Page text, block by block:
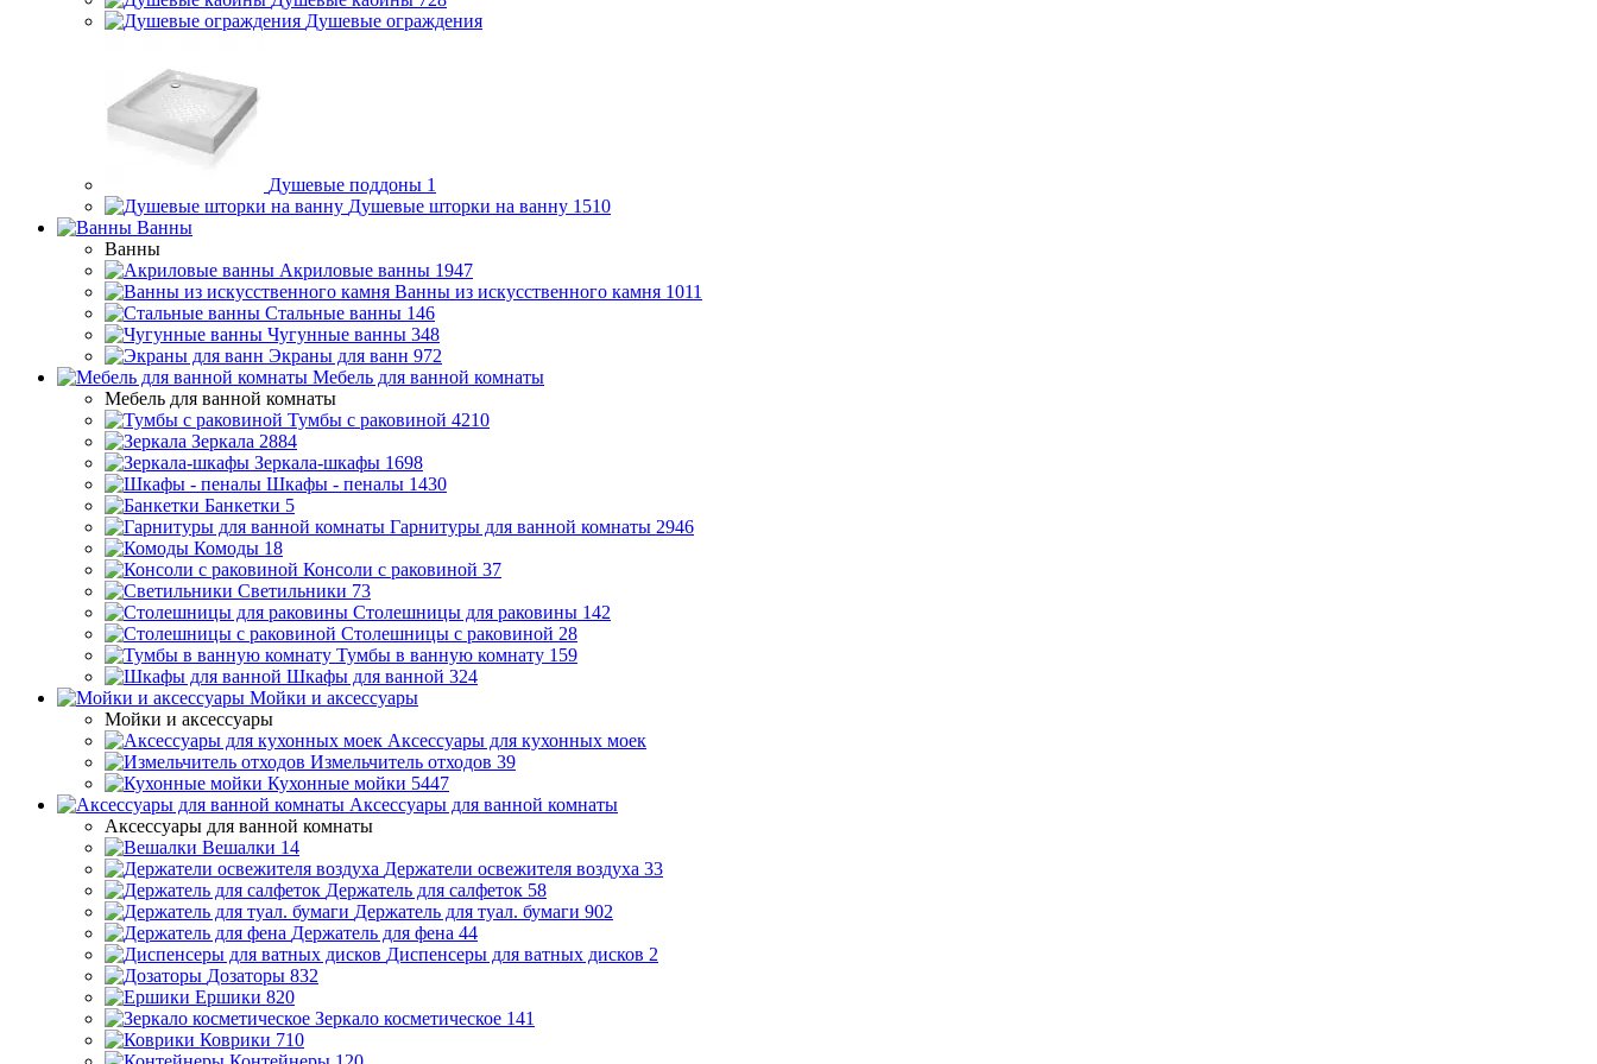
Душевые ограждения
Душевые поддоны 1
Душевые шторки на ванну 1510
Ванны
Ванны
Акриловые ванны 1947
Ванны из искусственного камня 1011
Стальные ванны 146
Чугунные ванны 348
Экраны для ванн 972
Мебель для ванной комнаты
Мебель для ванной комнаты
Тумбы с раковиной 4210
Зеркала 2884
Зеркала-шкафы 1698
Шкафы - пеналы 1430
Банкетки 5
Гарнитуры для ванной комнаты 2946
Комоды 18
Консоли с раковиной 37
Светильники 73
Столешницы для раковины 142
Столешницы с раковиной 28
Тумбы в ванную комнату 159
Шкафы для ванной 324
Мойки и аксессуары
Мойки и аксессуары
Аксессуары для кухонных моек
Измельчитель отходов 39
Кухонные мойки 5447
Аксессуары для ванной комнаты
Аксессуары для ванной комнаты
Вешалки 14
Держатели освежителя воздуха 33
Держатель для салфеток 58
Держатель для туал. бумаги 902
Держатель для фена 44
Диспенсеры для ватных дисков 2
Дозаторы 832
Ершики 820
Зеркало косметическое 141
Коврики 710